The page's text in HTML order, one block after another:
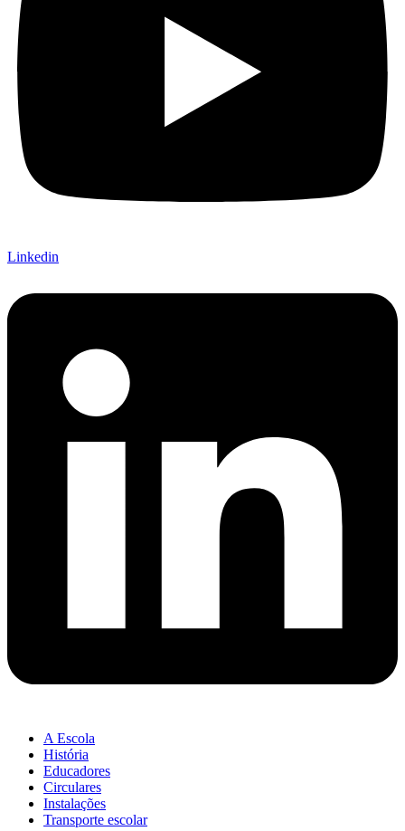
Linkedin
A Escola
História
Educadores
Circulares
Instalações
Transporte escolar